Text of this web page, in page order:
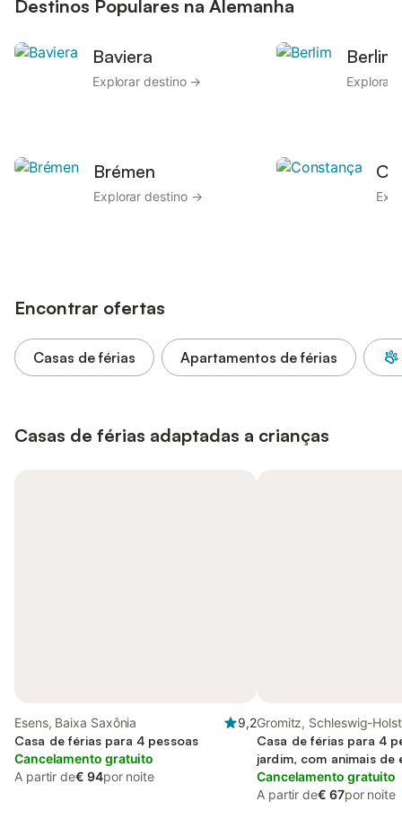
Destinos Populares na Alemanha
Baviera
Explorar destino →
Berlim
Explorar
Brémen
Explorar destino →
Encontrar ofertas
Casas de férias Apartamentos de férias
Casas de férias adaptadas a crianças
Esens, Baixa Saxônia
9,2
Casa de férias para 4 pessoas
Cancelamento gratuito
A partir de€ 94por noite
Gromitz, Schleswig-
Casa de férias para 4
jardim, com animais de
Cancelamento gratuito
A partir de€ 67por noite